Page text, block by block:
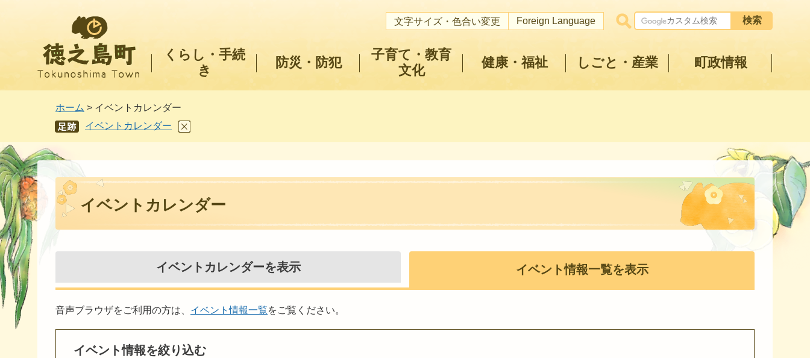
文字サイズ・色合い変更 Foreign Language
くらし・手続
き
防災・防犯
子育て・教育
文化
健康・福祉 しごと・産業 町政情報
ホーム > イベントカレンダー
あし
あと
イベントカレンダー
イベントカレンダー
イベントカレンダーを表示 イベント情報一覧を表示
音声ブラウザをご利用の方は、 イベント情報一覧をご覧ください。
イベント情報を絞り込む